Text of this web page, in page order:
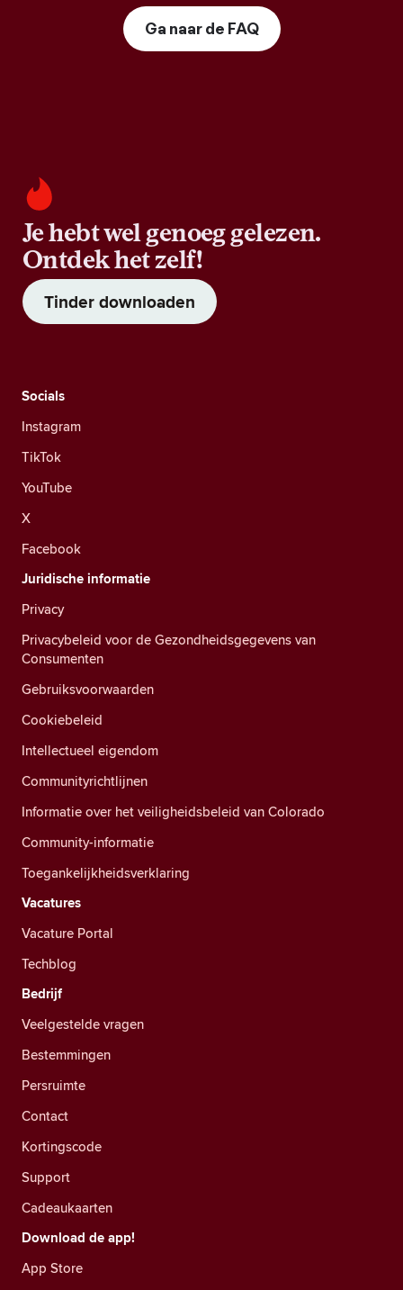
Ga naar de FAQ
Je hebt wel genoeg gelezen.
Ontdek het zelf!
Tinder downloaden
Socials
Instagram
TikTok
YouTube
X
Facebook
Juridische informatie
Privacy
Privacybeleid voor de Gezondheidsgegevens van
Consumenten
Gebruiksvoorwaarden
Cookiebeleid
Intellectueel eigendom
Communityrichtlijnen
Informatie over het veiligheidsbeleid van Colorado
Community-informatie
Toegankelijkheidsverklaring
Vacatures
Vacature Portal
Techblog
Bedrijf
Veelgestelde vragen
Bestemmingen
Persruimte
Contact
Kortingscode
Support
Cadeaukaarten
Download de app!
App Store